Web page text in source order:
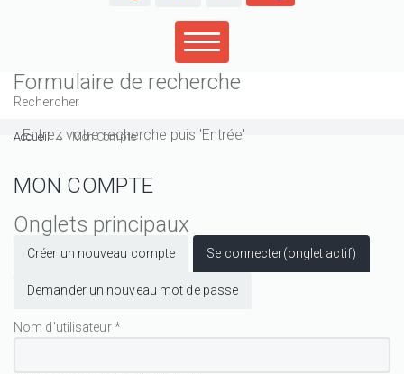
Formulaire de recherche
Rechercher
Accueil Mon Compte
MON COMPTE
Onglets principaux
Créer un nouveau compte Se connecter(onglet actif)
Demander un nouveau mot de passe
Nom d'utilisateur*